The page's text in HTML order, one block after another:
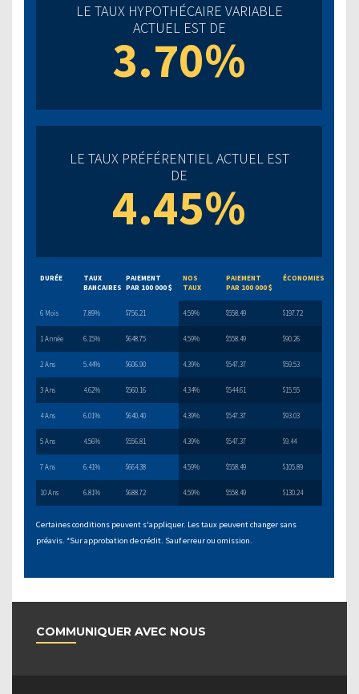
LE TAUX HYPOTHÉCAIRE VARIABLE
ACTUEL EST DE
3.70%
LE TAUX PRÉFÉRENTIEL ACTUEL EST
DE
4.45%
DURÉE
TAUX
BANCAIRES
PAIEMENT
PAR 100 000 $
NOS
TAUX
PAIEMENT
PAR 100 000 $
ÉCONOMIES
6 Mois 7.89% $756.21 4.59% $558.49 $197.72
1 Année 6.15% $648.75 4.59% $558.49 $90.26
2 Ans 5.44% $606.90 4.39% $547.37 $59.53
3 Ans 4.62% $560.16 4.34% $544.61 $15.55
4 Ans 6.01% $640.40 4.39% $547.37 $93.03
5 Ans 4.56% $556.81 4.39% $547.37 $9.44
7 Ans 6.41% $664.38 4.59% $558.49 $105.89
10 Ans 6.81% $688.72 4.59% $558.49 $130.24
Certaines conditions peuvent s'appliquer. Les taux peuvent changer sans
préavis. *Sur approbation de crédit. Sauf erreur ou omission.
COMMUNIQUER AVEC NOUS